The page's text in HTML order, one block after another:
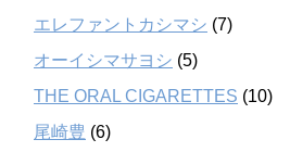
エレファントカシマシ (7)
オーイシマサヨシ (5)
THE ORAL CIGARETTES (10)
尾崎豊 (6)